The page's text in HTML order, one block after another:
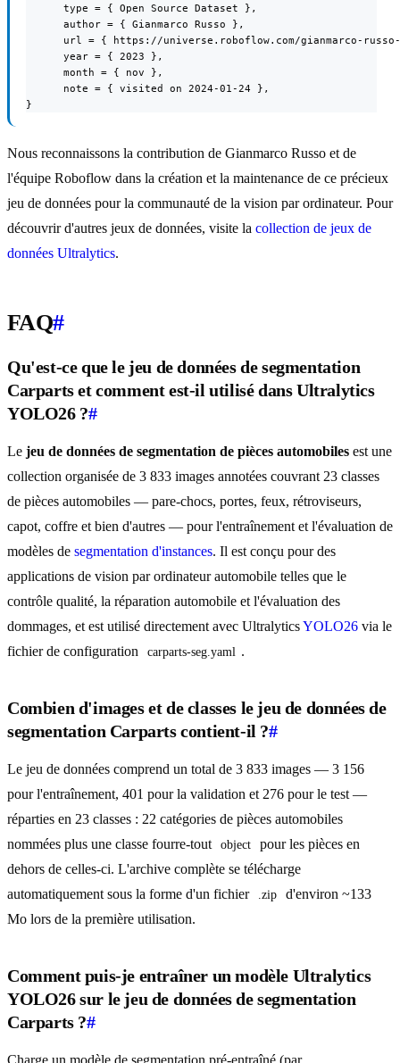
      type = { Open Source Dataset },
      author = { Gianmarco Russo },
url = { https://universe.roboflow.com/gianmarco-
      year = { 2023 },
      month = { nov },
      note = { visited on 2024-01-24 },
}
Nous reconnaissons la contribution de Gianmarco Russo et de
l'équipe Roboflow dans la création et la maintenance de ce précieux
jeu de données pour la communauté de la vision par ordinateur. Pour
découvrir d'autres jeux de données, visite la collection de jeux de
données Ultralytics.
FAQ#
Qu'est-ce que le jeu de données de segmentation
Carparts et comment est-il utilisé dans Ultralytics
YOLO26 ?#
Le jeu de données de segmentation de pièces automobiles est une
collection organisée de 3 833 images annotées couvrant 23 classes
de pièces automobiles — pare-chocs, portes, feux, rétroviseurs,
capot, coffre et bien d'autres — pour l'entraînement et l'évaluation de
modèles de segmentation d'instances. Il est conçu pour des
applications de vision par ordinateur automobile telles que le
contrôle qualité, la réparation automobile et l'évaluation des
dommages, et est utilisé directement avec UltralyticsYOLO26 via le
fichier de configuration
carparts-seg.yaml .
Combien d'images et de classes le jeu de données de
segmentation Carparts contient-il ?#
Le jeu de données comprend un total de 3 833 images — 3 156
pour l'entraînement, 401 pour la validation et 276 pour le test —
réparties en 23 classes : 22 catégories de pièces automobiles
nommées plus une classe fourre-tout
object
pour les pièces en
dehors de celles-ci. L'archive complète se télécharge
automatiquement sous la forme d'un fichier
.zip
d'environ ~133
Mo lors de la première utilisation.
Comment puis-je entraîner un modèle Ultralytics
YOLO26 sur le jeu de données de segmentation
Carparts ?#
Charge un modèle de segmentation pré-entraîné (par